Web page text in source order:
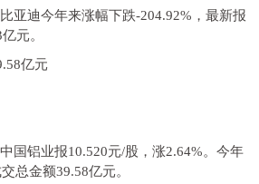
亚迪今年来涨幅下跌-204.92%，最新报
元。
亿元
国铝业报10.520元/股，涨2.64%。今年
总金额39.58亿元。